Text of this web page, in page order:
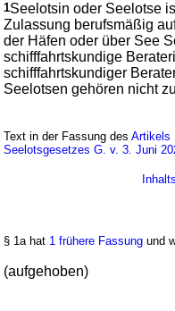
1Seelotsin oder Seelotse
Zulassung berufsmäßig
der Häfen oder über See
schifffahrtskundige
schifffahrtskundiger
Seelotsen gehören nicht
Text in der Fassung desArtikels
Seelotsgesetzes G. v. 3. Juni
§ 1a hat 1 frühere Fassung und
(aufgehoben)